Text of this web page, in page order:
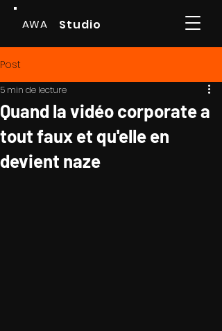
AWA Studio
Post
Quand la vidéo corporate a
tout faux et qu'elle en
devient naze
5 min de lecture